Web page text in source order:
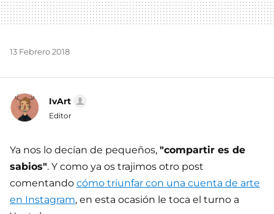
13 Febrero 2018
IvArt
Editor
Ya nos lo decían de pequeños, "compartir es de
sabios". Y como ya os trajimos otro post
comentando cómo triunfar con una cuenta de arte
en Instagram, en esta ocasión le toca el turno a